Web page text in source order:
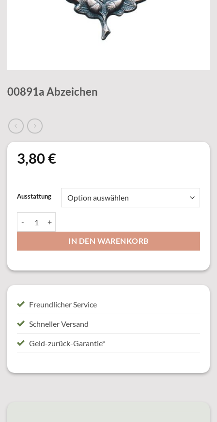
00891a Abzeichen
3,80 €
Ausstattung
IN DEN WARENKORB
Freundlicher Service
Schneller Versand
Geld-zurück-Garantie*